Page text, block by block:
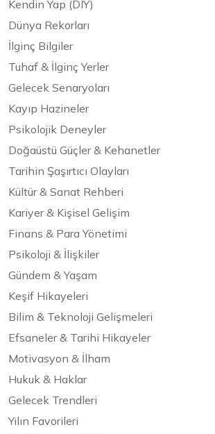
Kendin Yap (DIY)
Dünya Rekorları
İlginç Bilgiler
Tuhaf & İlginç Yerler
Gelecek Senaryoları
Kayıp Hazineler
Psikolojik Deneyler
Doğaüstü Güçler & Kehanetler
Tarihin Şaşırtıcı Olayları
Kültür & Sanat Rehberi
Kariyer & Kişisel Gelişim
Finans & Para Yönetimi
Psikoloji & İlişkiler
Gündem & Yaşam
Keşif Hikayeleri
Bilim & Teknoloji Gelişmeleri
Efsaneler & Tarihi Hikayeler
Motivasyon & İlham
Hukuk & Haklar
Gelecek Trendleri
Yılın Favorileri